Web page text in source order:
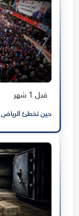
قبل 1 شهر
حين تخطئ الرياض